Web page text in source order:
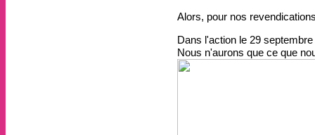
Alors, pour nos
Dans l'action le 29 septembre
Nous n'aurons que ce que